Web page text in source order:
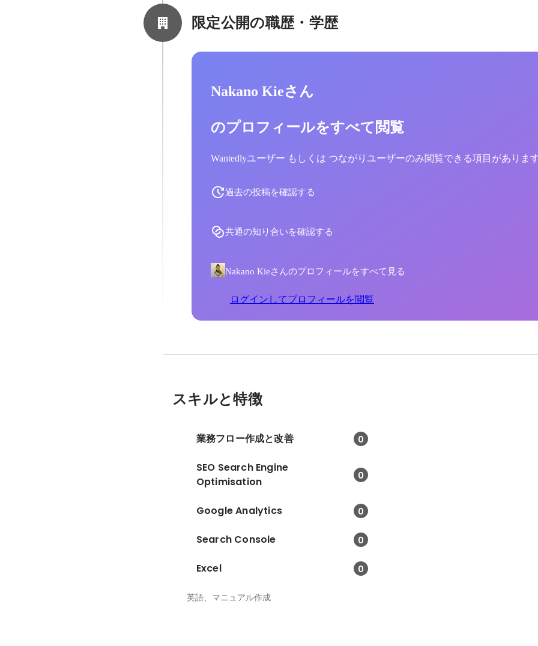
限定公開の職歴・学歴
Nakano Kieさん
のプロフィールをすべて閲覧
Wantedlyユーザー もしくは つながりユーザーのみ閲覧できる項目がありま
過去の投稿を確認する
共通の知り合いを確認する
Nakano Kieさんのプロフィールをすべて見る
ログインしてプロフィールを閲覧
スキルと特徴
業務フロー作成と改善 0
SEO Search Engine
Optimisation
0
Google Analytics 0
Search Console 0
Excel 0
英語、マニュアル作成